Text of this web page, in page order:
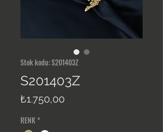
Stok kodu: S201403Z
S201403Z
₺1.750,00
RENK *